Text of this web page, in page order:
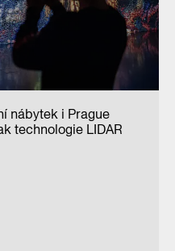
nábytek i Prague
technologie LIDAR